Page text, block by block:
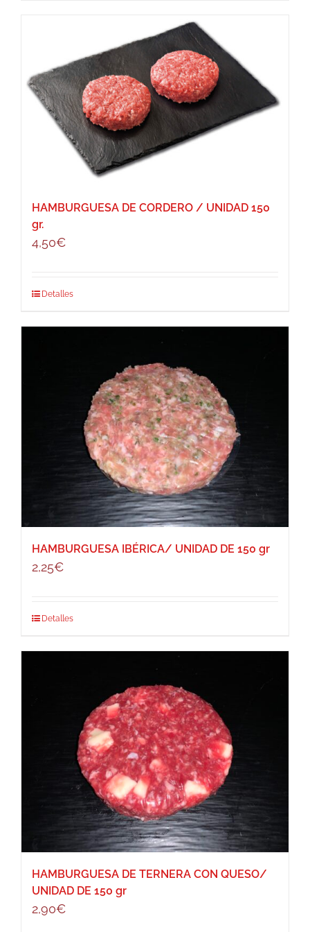
HAMBURGUESA DE CORDERO / UNIDAD 150
gr.
4,50€
Detalles
HAMBURGUESA IBÉRICA/ UNIDAD DE 150 gr
2,25€
Detalles
HAMBURGUESA DE TERNERA CON QUESO/
UNIDAD DE 150 gr
2,90€